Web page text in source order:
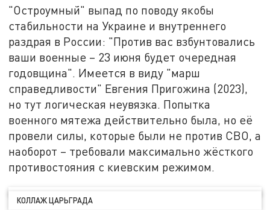
"Остроумный" выпад по поводу якобы
стабильности на Украине и внутреннего
раздрая в России: "Против вас взбунтовались
ваши военные – 23 июня будет очередная
годовщина". Имеется в виду "марш
справедливости" Евгения Пригожина (2023),
но тут логическая неувязка. Попытка
военного мятежа действительно была, но её
провели силы, которые были не против СВО, а
наоборот – требовали максимально жёсткого
противостояния с киевским режимом.
КОЛЛАЖ ЦАРЬГРАДА